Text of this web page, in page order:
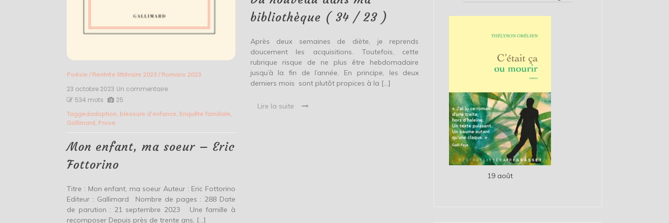
Poésie / Rentrée littéraire 2023 / Romans 2023
23 octobre 2023 Un commentaire
ma
Fottorino
534 mots 25
Taggedadoption, blessure d’enfance, Enquête familiale,
Gallimard, Prose
Mon enfant, ma soeur – Eric
Fottorino
Titre : Mon enfant, ma soeur Auteur : Eric Fottorino
Editeur : Gallimard Nombre de pages : 288 Date
de parution : 21 septembre 2023 Une famille à
recomposer Depuis près de trente ans, […]
(
34
23
)
bibliothèque ( 34 / 23 )
Après deux semaines de diète, je reprends
doucement les acquisitions. Toutefois, cette
rubrique risque de ne plus être hebdomadaire
jusqu’à la fin de l’année. En principe, les deux
derniers mois sont plutôt propices à la […]
Lire la suite
19 août